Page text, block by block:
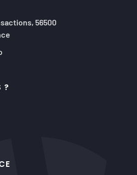
56500
?